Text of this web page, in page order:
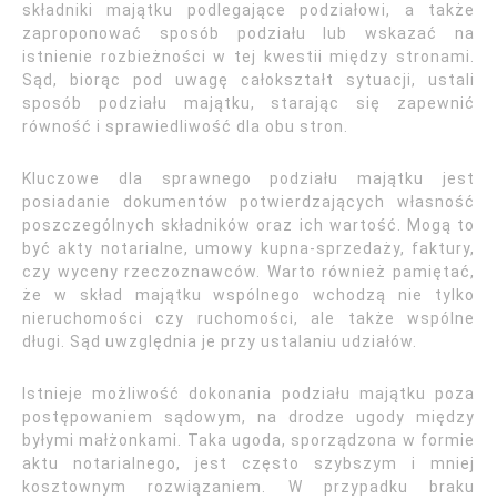
składniki majątku podlegające podziałowi, a także
zaproponować sposób podziału lub wskazać na
istnienie rozbieżności w tej kwestii między stronami.
Sąd, biorąc pod uwagę całokształt sytuacji, ustali
sposób podziału majątku, starając się zapewnić
równość i sprawiedliwość dla obu stron.
Kluczowe dla sprawnego podziału majątku jest
posiadanie dokumentów potwierdzających własność
poszczególnych składników oraz ich wartość. Mogą to
być akty notarialne, umowy kupna-sprzedaży, faktury,
czy wyceny rzeczoznawców. Warto również pamiętać,
że w skład majątku wspólnego wchodzą nie tylko
nieruchomości czy ruchomości, ale także wspólne
długi. Sąd uwzględnia je przy ustalaniu udziałów.
Istnieje możliwość dokonania podziału majątku poza
postępowaniem sądowym, na drodze ugody między
byłymi małżonkami. Taka ugoda, sporządzona w formie
aktu notarialnego, jest często szybszym i mniej
kosztownym rozwiązaniem. W przypadku braku